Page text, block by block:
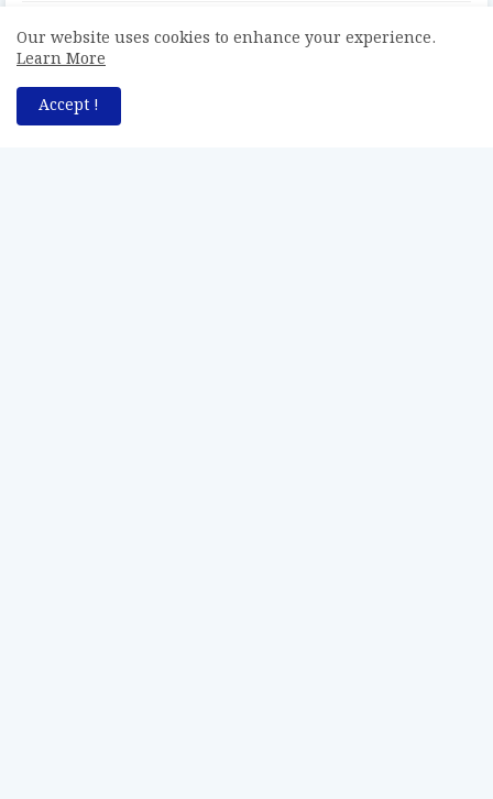
Sonali Sakal
ভালো লাগল
Anonymous
Our website uses cookies to enhance your experience.
Learn More
Accept !